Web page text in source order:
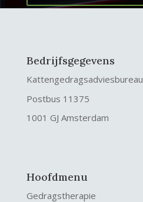
Bedrijfsgegevens
Kattengedragsadviesbureau
Postbus 11375
1001 GJ Amsterdam
Hoofdmenu
Gedragstherapie